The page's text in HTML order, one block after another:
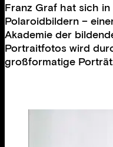
Franz Graf hat sich
Polaroidbildern –
Akademie der
Portraitfotos wird
großformatige